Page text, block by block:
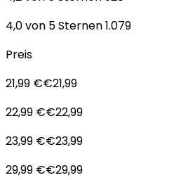
4,0 von 5 Sternen 1.079
Preis
21,99 €€21,99
22,99 €€22,99
23,99 €€23,99
29,99 €€29,99